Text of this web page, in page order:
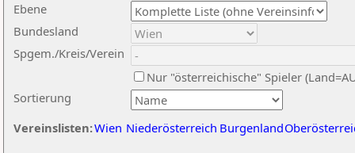
Ebene
Sortierung
Bundesland
Spgem./Kreis/Verein
Nur "österreichische" Spieler
Vereinslisten:Wien Niederösterreich Burgenland